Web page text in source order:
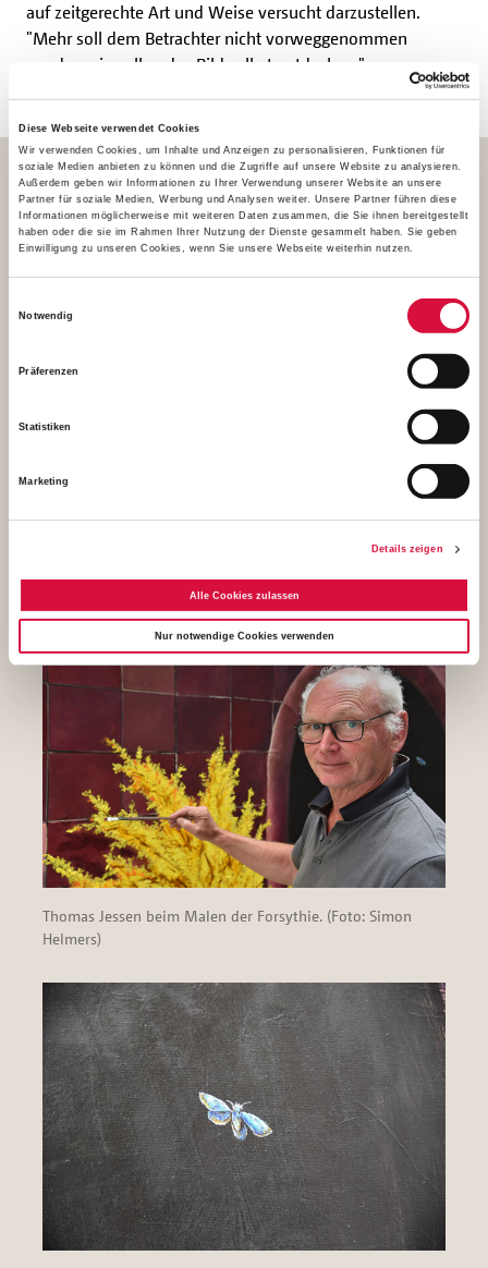
Diese Webseite verwendet Cookies
Wir verwenden Cookies, um Inhalte und Anzeigen zu personalisieren, Funktionen für
soziale Medien anbieten zu können und die Zugriffe auf unsere Website zu analysieren.
Außerdem geben wir Informationen zu Ihrer Verwendung unserer Website an unsere
Partner für soziale Medien, Werbung und Analysen weiter. Unsere Partner führen diese
Informationen möglicherweise mit weiteren Daten zusammen, die Sie ihnen bereitgestellt
haben oder die sie im Rahmen Ihrer Nutzung der Dienste gesammelt haben. Sie geben
Einwilligung zu unseren Cookies, wenn Sie unsere Webseite weiterhin nutzen.
Notwendig
Präferenzen
Statistiken
Marketing
Details zeigen
Alle Cookies zulassen
Nur notwendige Cookies verwenden
auf zeitgerechte Art und Weise versucht darzustellen.
"Mehr soll dem Betrachter nicht vorweggenommen
werden, sie sollen das Bild selbst entdecken."
Entstehung eines Kunstwerkes
Der echte Künstler und die gemalte Künstlerin. (Foto: Simon
Helmers)
Thomas Jessen beim Malen der Forsythie. (Foto: Simon
Helmers)